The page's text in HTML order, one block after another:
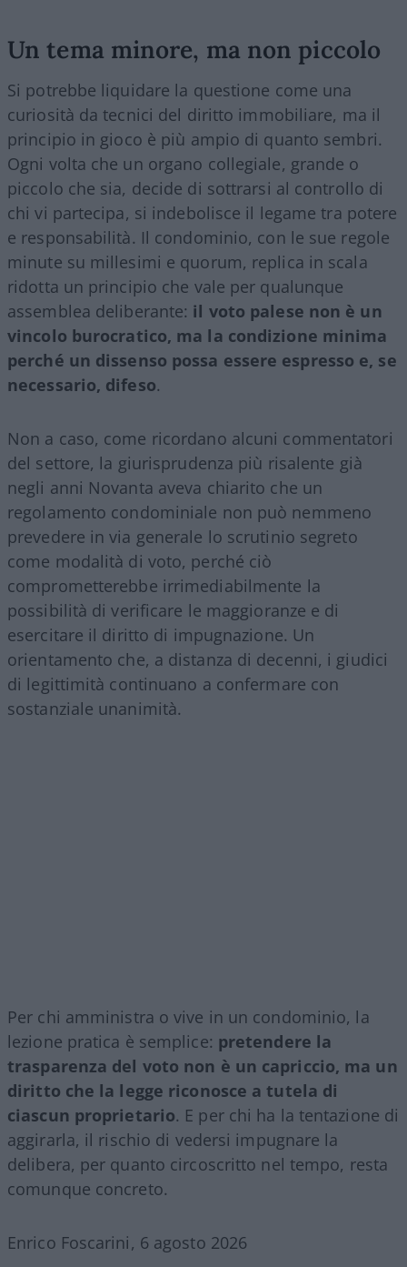
Un tema minore, ma non piccolo
Si potrebbe liquidare la questione come una
curiosità da tecnici del diritto immobiliare, ma il
principio in gioco è più ampio di quanto sembri.
Ogni volta che un organo collegiale, grande o
piccolo che sia, decide di sottrarsi al controllo di
chi vi partecipa, si indebolisce il legame tra potere
e responsabilità. Il condominio, con le sue regole
minute su millesimi e quorum, replica in scala
ridotta un principio che vale per qualunque
assemblea deliberante: il voto palese non è un
vincolo burocratico, ma la condizione minima
perché un dissenso possa essere espresso e, se
necessario, difeso.
Non a caso, come ricordano alcuni commentatori
del settore, la giurisprudenza più risalente già
negli anni Novanta aveva chiarito che un
regolamento condominiale non può nemmeno
prevedere in via generale lo scrutinio segreto
come modalità di voto, perché ciò
comprometterebbe irrimediabilmente la
possibilità di verificare le maggioranze e di
esercitare il diritto di impugnazione. Un
orientamento che, a distanza di decenni, i giudici
di legittimità continuano a confermare con
sostanziale unanimità.
Per chi amministra o vive in un condominio, la
lezione pratica è semplice: pretendere la
trasparenza del voto non è un capriccio, ma un
diritto che la legge riconosce a tutela di
ciascun proprietario. E per chi ha la tentazione di
aggirarla, il rischio di vedersi impugnare la
delibera, per quanto circoscritto nel tempo, resta
comunque concreto.
Enrico Foscarini, 6 agosto 2026